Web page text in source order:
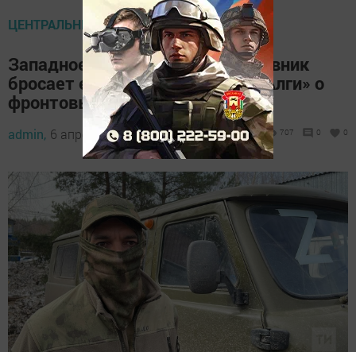
ЦЕНТРАЛЬНЫЕ НОВОСТИ
Западное оружие клинит, противник
бросает его на поле боя: боец «Алги» о
фронтовых буднях
admin, 6 апреля 2023 - 08:14 707 0 0